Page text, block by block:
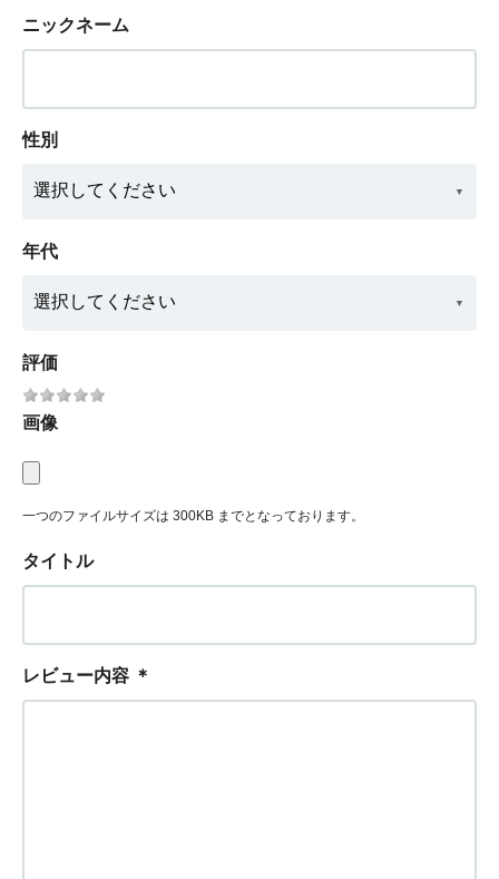
ニックネーム
性別
年代
評価
画像
一つのファイルサイズは 300KB までとなっております。
タイトル
レビュー内容 ＊